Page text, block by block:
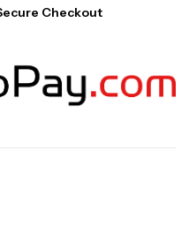
Checkout